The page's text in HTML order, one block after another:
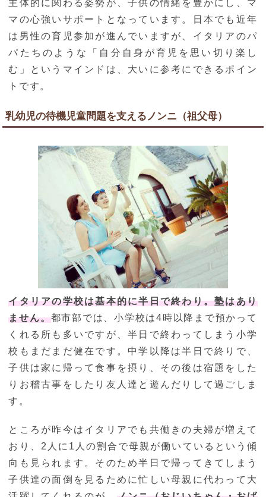
主体的に関わる姿勢が、子供の情緒を豊かにし、マ
マの心強いサポートとなっています。日本でも近年
は男性の育児参加が進んでいますが、イタリアのパ
パたちのような「自分自身が育児を思い切り楽し
む」というマインドは、大いに参考にできるポイン
トです。
乳幼児の待機児童問題を支えるノンニ（祖父母）
イタリアの学校は基本的に半日で終わり。塾はあり
ません。都市部では、小学校は4時以降まで預かって
くれる所も多いですが、半日で終わってしまう小学
校もまだまだ健在です。中学以降は半日で終りで、
子供は家に帰って食事を摂り、その後は宿題をした
りお稽古事をしたり友人達と遊んだりして過ごしま
す。
ところが昨今はイタリアでも共働きの夫婦が増えて
おり、2人に1人の割合で母親が働いているという傾
向も見られます。そのため半日で帰ってきてしまう
子供達の面倒を見るために忙しい母親に代わって大